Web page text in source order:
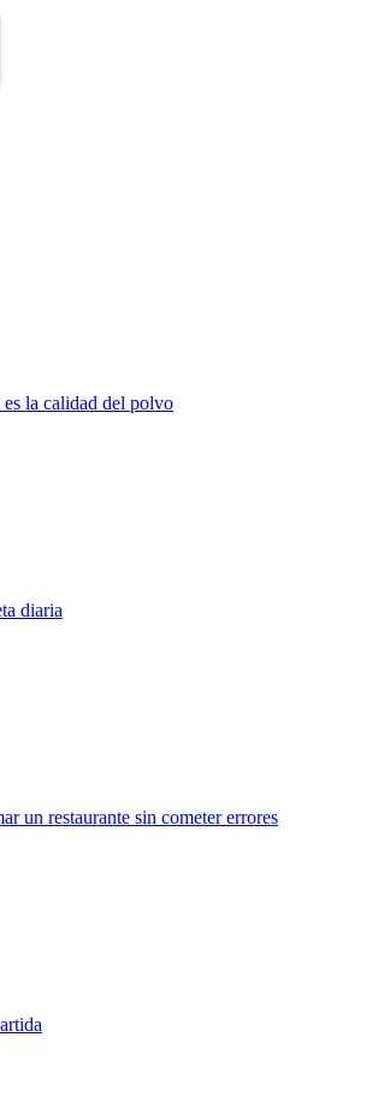
la calidad del polvo
diaria
un restaurante sin cometer errores